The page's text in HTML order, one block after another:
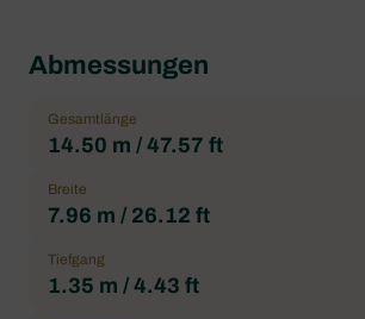
Abmessungen
Gesamtlänge
14.50 m / 47.57 ft
Breite
7.96 m / 26.12 ft
Tiefgang
1.35 m / 4.43 ft